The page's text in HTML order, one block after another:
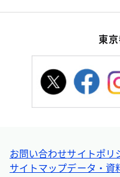
東
お問い合わせサイトポリ
サイトマップデータ・資